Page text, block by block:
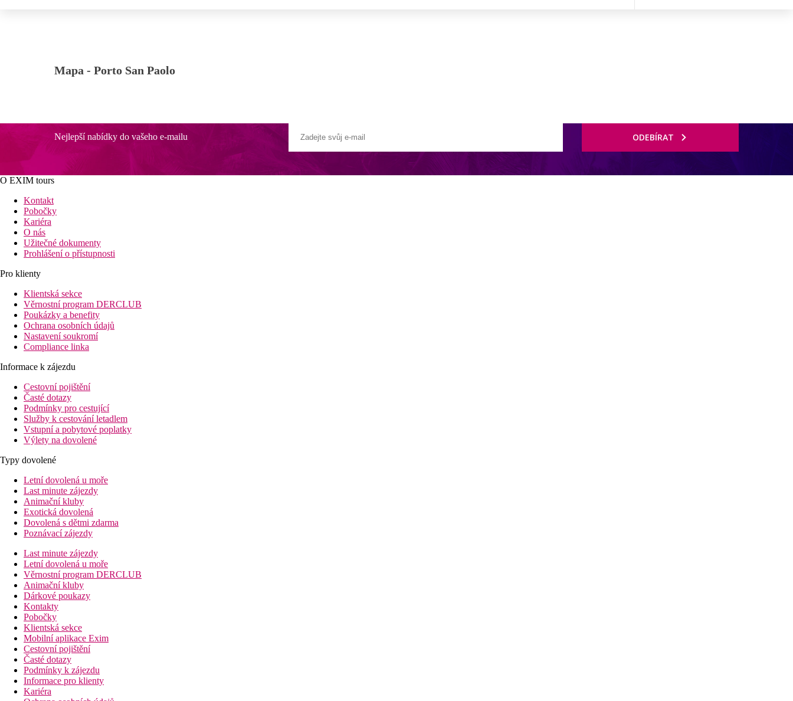
Mapa - Porto San Paolo
Nejlepší nabídky do vašeho e-mailu ODEBÍRAT
O EXIM tours
Kontakt
Pobočky
Kariéra
O nás
Užitečné dokumenty
Prohlášení o přístupnosti
Pro klienty
Klientská sekce
Věrnostní program DERCLUB
Poukázky a benefity
Ochrana osobních údajů
Nastavení soukromí
Compliance linka
Informace k zájezdu
Cestovní pojištění
Časté dotazy
Podmínky pro cestující
Služby k cestování letadlem
Vstupní a pobytové poplatky
Výlety na dovolené
Typy dovolené
Letní dovolená u moře
Last minute zájezdy
Animační kluby
Exotická dovolená
Dovolená s dětmi zdarma
Poznávací zájezdy
Last minute zájezdy
Letní dovolená u moře
Věrnostní program DERCLUB
Animační kluby
Dárkové poukazy
Kontakty
Pobočky
Klientská sekce
Mobilní aplikace Exim
Cestovní pojištění
Časté dotazy
Podmínky k zájezdu
Informace pro klienty
Kariéra